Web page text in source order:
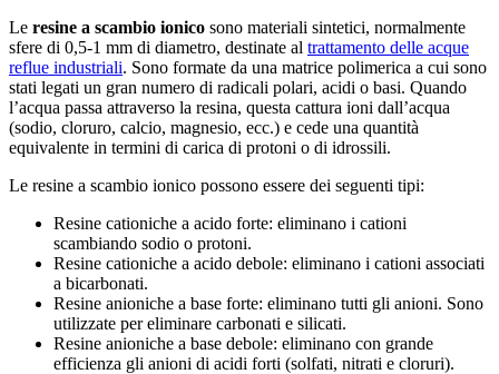
Le resine a scambio ionico sono materiali sintetici, normalmente
sfere di 0,5-1 mm di diametro, destinate al trattamento delle acque
reflue industriali. Sono formate da una matrice polimerica a cui sono
stati legati un gran numero di radicali polari, acidi o basi. Quando
l’acqua passa attraverso la resina, questa cattura ioni dall’acqua
(sodio, cloruro, calcio, magnesio, ecc.) e cede una quantità
equivalente in termini di carica di protoni o di idrossili.
Le resine a scambio ionico possono essere dei seguenti tipi:
Resine cationiche a acido forte: eliminano i cationi
scambiando sodio o protoni.
Resine cationiche a acido debole: eliminano i cationi associati
a bicarbonati.
Resine anioniche a base forte: eliminano tutti gli anioni. Sono
utilizzate per eliminare carbonati e silicati.
Resine anioniche a base debole: eliminano con grande
efficienza gli anioni di acidi forti (solfati, nitrati e cloruri).